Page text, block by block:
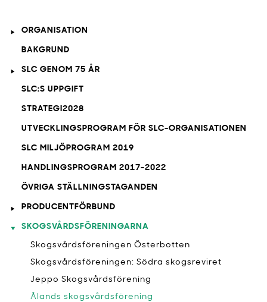
ORGANISATION
BAKGRUND
SLC GENOM 75 ÅR
SLC:S UPPGIFT
STRATEGI2028
UTVECKLINGSPROGRAM FÖR SLC-ORGANISATIONEN
SLC MILJÖPROGRAM 2019
HANDLINGSPROGRAM 2017-2022
ÖVRIGA STÄLLNINGSTAGANDEN
PRODUCENTFÖRBUND
SKOGSVÅRDSFÖRENINGARNA
Skogsvårdsföreningen Österbotten
Skogsvårdsföreningen: Södra skogsreviret
Jeppo Skogsvårdsförening
Ålands skogsvårdsförening